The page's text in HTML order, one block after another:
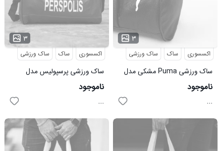
۳
اکسسوری ساک ساک ورزشی
ساک ورزشی پرسپولیس مدل
Gadvin
ناموجود
...
۳
اکسسوری ساک ساک ورزشی
ساک ورزشی Puma مشکی مدل
Bemani
ناموجود
...